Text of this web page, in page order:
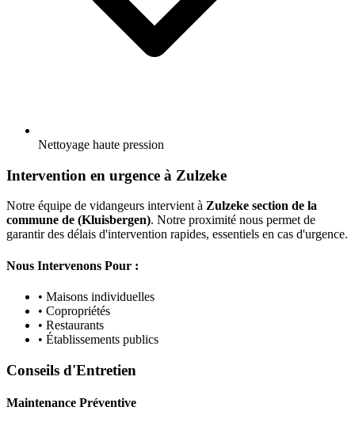
Nettoyage haute pression
Intervention en urgence à Zulzeke
Notre équipe de vidangeurs intervient à Zulzeke section de la
commune de (Kluisbergen). Notre proximité nous permet de
garantir des délais d'intervention rapides, essentiels en cas d'urgence.
Nous Intervenons Pour :
• Maisons individuelles
• Copropriétés
• Restaurants
• Établissements publics
Conseils d'Entretien
Maintenance Préventive